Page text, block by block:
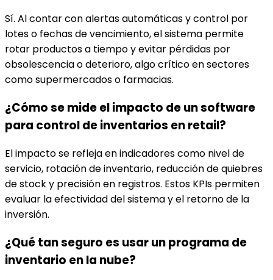
Sí. Al contar con alertas automáticas y control por
lotes o fechas de vencimiento, el sistema permite
rotar productos a tiempo y evitar pérdidas por
obsolescencia o deterioro, algo crítico en sectores
como supermercados o farmacias.
¿Cómo se mide el impacto de un software
para control de inventarios en retail?
El impacto se refleja en indicadores como nivel de
servicio, rotación de inventario, reducción de quiebres
de stock y precisión en registros. Estos KPIs permiten
evaluar la efectividad del sistema y el retorno de la
inversión.
¿Qué tan seguro es usar un programa de
inventario en la nube?